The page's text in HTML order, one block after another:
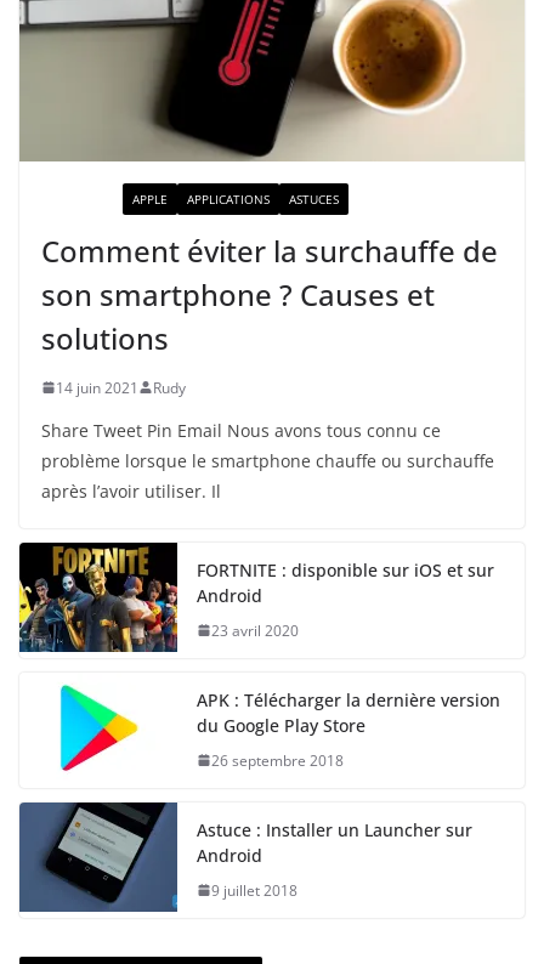
APPLE APPLICATIONS ASTUCES
Comment éviter la surchauffe de
son smartphone ? Causes et
solutions
14 juin 2021 Rudy
Share Tweet Pin Email Nous avons tous connu ce
problème lorsque le smartphone chauffe ou surchauffe
après l’avoir utiliser. Il
FORTNITE : disponible sur iOS et sur
Android
23 avril 2020
APK : Télécharger la dernière version
du Google Play Store
26 septembre 2018
Astuce : Installer un Launcher sur
Android
9 juillet 2018